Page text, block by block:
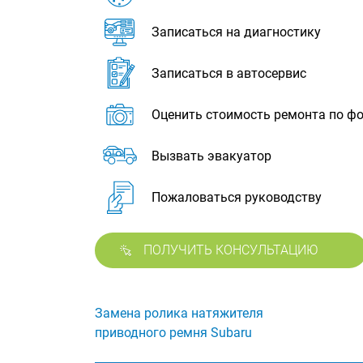
Записаться на диагностику
Записаться в автосервис
Оценить стоимость ремонта по
Вызвать эвакуатор
Пожаловаться руководству
ПОЛУЧИТЬ КОНСУЛЬТАЦИЮ
Замена ролика натяжителя
приводного ремня Subaru